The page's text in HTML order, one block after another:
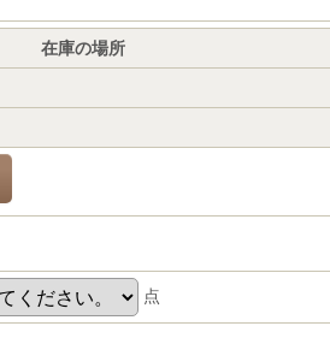
在庫の場所
点